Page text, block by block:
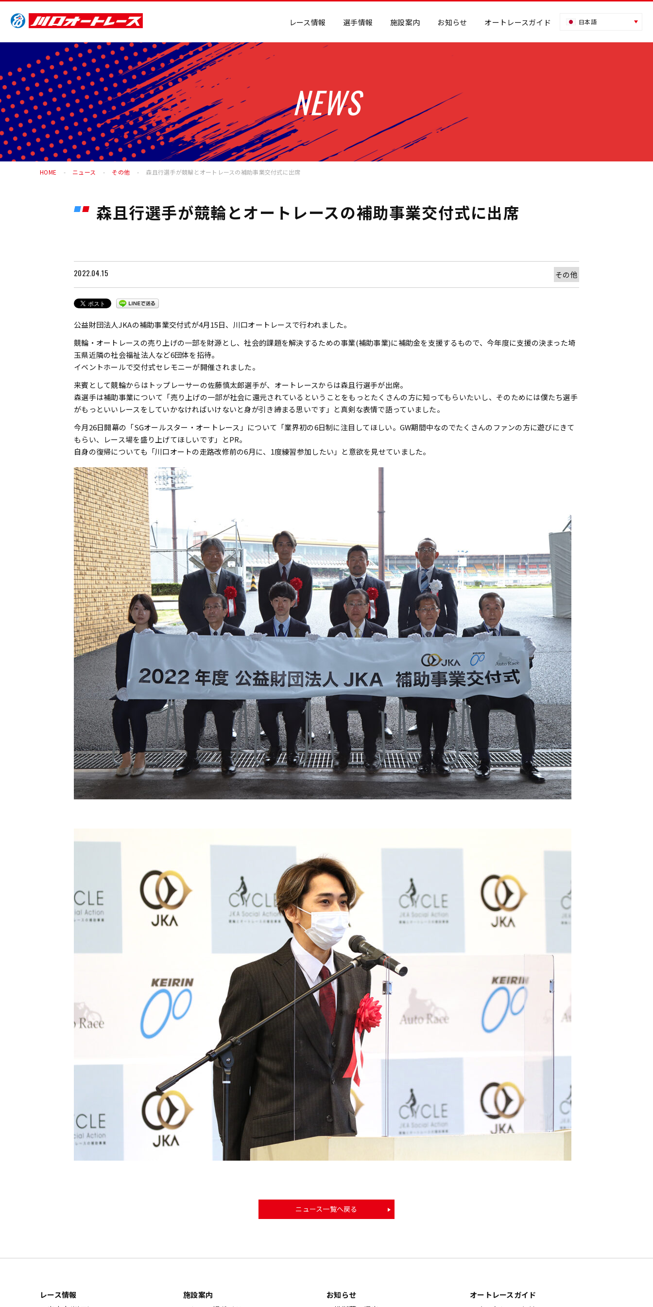
レース情報 選手情報 施設案内 お知らせ オートレースガイド 日本語
NEWS
HOME ニュース その他 森且行選手が競輪とオートレースの補助事業交付式に出席
森且行選手が競輪とオートレースの補助事業交付式に出席
2022.04.15 その他
公益財団法人JKAの補助事業交付式が4月15日、川口オートレースで行われました。
競輪・オートレースの売り上げの一部を財源とし、社会的課題を解決するための事業(補助事業)に補助金を支援するもので、今年度に支援の決まった埼
玉県近隣の社会福祉法人など6団体を招待。
イベントホールで交付式セレモニーが開催されました。
来賓として競輪からはトップレーサーの佐藤慎太郎選手が、オートレースからは森且行選手が出席。
森選手は補助事業について「売り上げの一部が社会に還元されているということをもっとたくさんの方に知ってもらいたいし、そのためには僕たち選手
がもっといいレースをしていかなければいけないと身が引き締まる思いです」と真剣な表情で語っていました。
今月26日開幕の「SGオールスター・オートレース」について「業界初の6日制に注目してほしい。GW期間中なのでたくさんのファンの方に遊びにきて
もらい、レース場を盛り上げてほしいです」とPR。
自身の復帰についても「川口オートの走路改修前の6月に、1度練習参加したい」と意欲を見せていました。
ニュース一覧へ戻る
レース情報
施設案内
お知らせ
オートレースガイド